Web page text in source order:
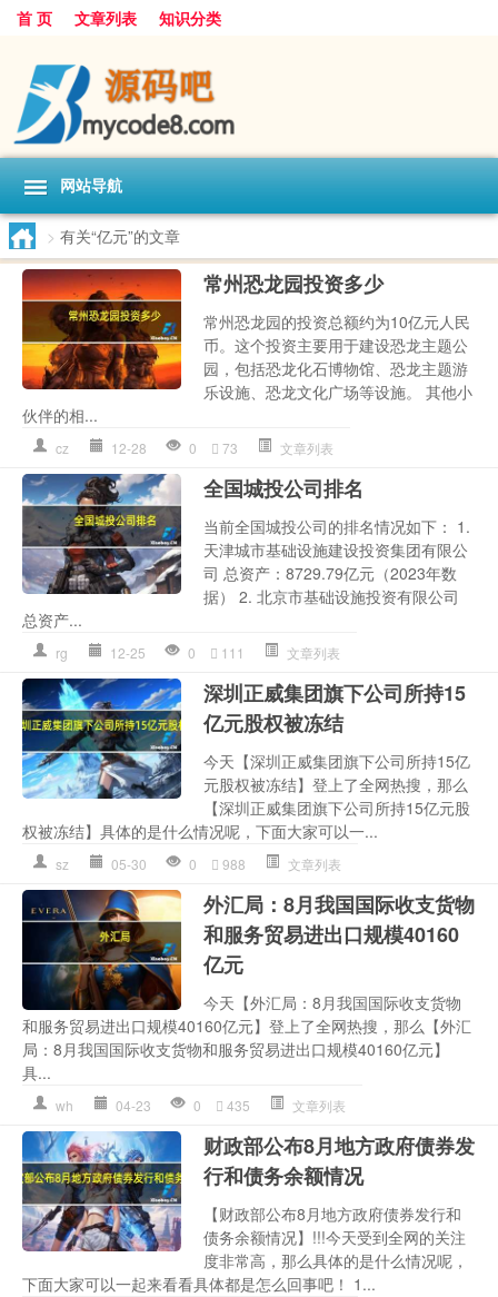
首 页 文章列表 知识分类
网站导航
> 有关“亿元”的文章
常州恐龙园投资多少
常州恐龙园的投资总额约为10亿元人民
币。这个投资主要用于建设恐龙主题公
园，包括恐龙化石博物馆、恐龙主题游
乐设施、恐龙文化广场等设施。 其他小
伙伴的相...
cz 12-28 0 73 文章列表
全国城投公司排名
当前全国城投公司的排名情况如下： 1.
天津城市基础设施建设投资集团有限公
司 总资产：8729.79亿元（2023年数
据） 2. 北京市基础设施投资有限公司
总资产...
rg 12-25 0 111 文章列表
深圳正威集团旗下公司所持15
亿元股权被冻结
今天【深圳正威集团旗下公司所持15亿
元股权被冻结】登上了全网热搜，那么
【深圳正威集团旗下公司所持15亿元股
权被冻结】具体的是什么情况呢，下面大家可以一...
sz 05-30 0 988 文章列表
外汇局：8月我国国际收支货物
和服务贸易进出口规模40160
亿元
今天【外汇局：8月我国国际收支货物
和服务贸易进出口规模40160亿元】登上了全网热搜，那么【外汇
局：8月我国国际收支货物和服务贸易进出口规模40160亿元】
具...
wh 04-23 0 435 文章列表
财政部公布8月地方政府债券发
行和债务余额情况
【财政部公布8月地方政府债券发行和
债务余额情况】!!!今天受到全网的关注
度非常高，那么具体的是什么情况呢，
下面大家可以一起来看看具体都是怎么回事吧！ 1...